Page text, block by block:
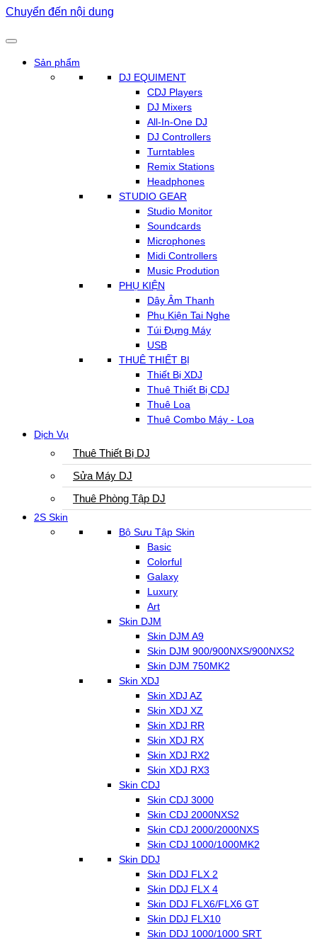
Chuyển đến nội dung
Sản phẩm
DJ EQUIMENT
CDJ Players
DJ Mixers
All-In-One DJ
DJ Controllers
Turntables
Remix Stations
Headphones
STUDIO GEAR
Studio Monitor
Soundcards
Microphones
Midi Controllers
Music Prodution
PHỤ KIỆN
Dây Âm Thanh
Phụ Kiện Tai Nghe
Túi Đựng Máy
USB
THUÊ THIẾT BỊ
Thiết Bị XDJ
Thuê Thiết Bị CDJ
Thuê Loa
Thuê Combo Máy - Loa
Dịch Vụ
Thuê Thiết Bị DJ
Sửa Máy DJ
Thuê Phòng Tập DJ
2S Skin
Bộ Sưu Tập Skin
Basic
Colorful
Galaxy
Luxury
Art
Skin DJM
Skin DJM A9
Skin DJM 900/900NXS/900NXS2
Skin DJM 750MK2
Skin XDJ
Skin XDJ AZ
Skin XDJ XZ
Skin XDJ RR
Skin XDJ RX
Skin XDJ RX2
Skin XDJ RX3
Skin CDJ
Skin CDJ 3000
Skin CDJ 2000NXS2
Skin CDJ 2000/2000NXS
Skin CDJ 1000/1000MK2
Skin DDJ
Skin DDJ FLX 2
Skin DDJ FLX 4
Skin DDJ FLX6/FLX6 GT
Skin DDJ FLX10
Skin DDJ 1000/1000 SRT